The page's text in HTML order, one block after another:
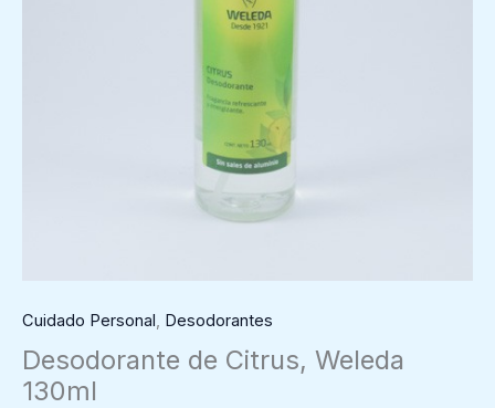
Cuidado Personal , Desodorantes
Desodorante de Citrus, Weleda
130ml